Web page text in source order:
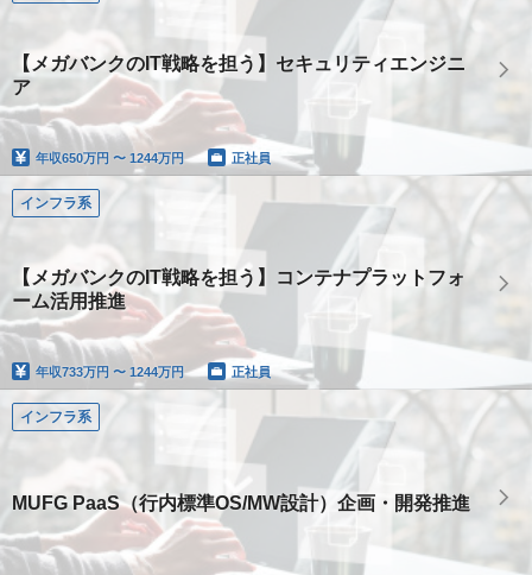
【メガバンクのIT戦略を担う】セキュリティエンジニ
ア
年収650万円 〜 1244万円 正社員
インフラ系
【メガバンクのIT戦略を担う】コンテナプラットフォ
ーム活用推進
年収733万円 〜 1244万円 正社員
インフラ系
MUFG PaaS（行内標準OS/MW設計）企画・開発推進